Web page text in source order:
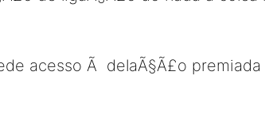
acesso Ã delaÃ§Ã£o